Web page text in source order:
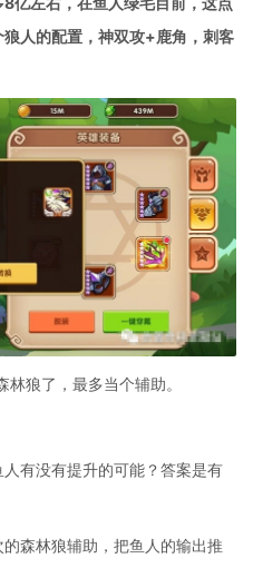
人的配置，神双攻+鹿角，刺客
林狼了，最多当个辅助。
有没有提升的可能？答案是有
森林狼辅助，把鱼人的输出推